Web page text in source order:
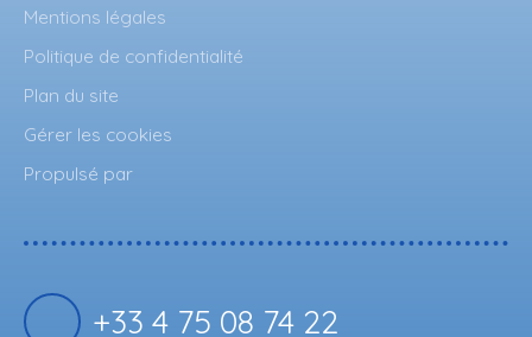
Mentions légales
Politique de confidentialité
Plan du site
Gérer les cookies
Propulsé par
+33 4 75 08 74 22